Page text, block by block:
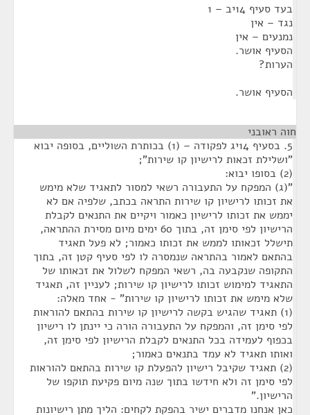
בעד סעיף 14יב – 1
נגד – אין
נמנעים – אין
הסעיף אושר.
הערות?
הסעיף אושר.
חוה ראובני
5. בסעיף 14יג לפקודה – (1) בכותרת השוליים, בסופה יבוא
"ושלילת זכאות לרישיון קו שירות";
(2) בסופו יבוא:
"(ג) המפקח על התעבורה רשאי למסור לתאגיד שלא מימש
את זכותו לרישיון קו שירות התראה בכתב, שלפיה אם לא
יממש את זכותו לרישיון כאמור ויקיים את התנאים לקבלת
הרישיון לפי סימן זה, בתוך 60 ימים מיום מסירת ההתראה,
תישלל זכאותו לממש את זכותו כאמור; לא פעל תאגיד
בהתאם לאמור בהתראה שנמסרה לו לפי סעיף קטן זה, בתוך
התקופה שנקבעה בה, רשאי המפקח לשלול את זכאותו של
התאגיד למימוש זכותו לרישיון קו שירות; לעניין זה, תאגיד
שלא מימש את זכותו לרישיון קו שירות" - אחד מאלה:
(1) תאגיד שהגיש בקשה לרישיון קו שירות בהתאם להוראות
לפי סימן זה, והמפקח על התעבורה הורה כי יינתן לו רישיון
בכפוף לעמידה בכל התנאים לקבלת הרישיון לפי סימן זה,
ואותו תאגיד לא עמד בתנאים כאמור;
(2) תאגיד שקיבל רישיון להפעלת קו שירות בהתאם להוראות
לפי סימן זה ולא חידשו בתוך שנה מיום פקיעת תוקפו של
הרישיון."
כאן אנחנו מדברים ישיר בהפקת לקחים: הליך מתן רישיונות